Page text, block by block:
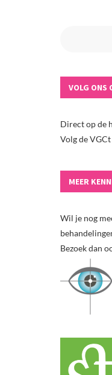
VOLG ONS
Direct op de
Volg de
MEER
Wil je nog
Bezoek dan